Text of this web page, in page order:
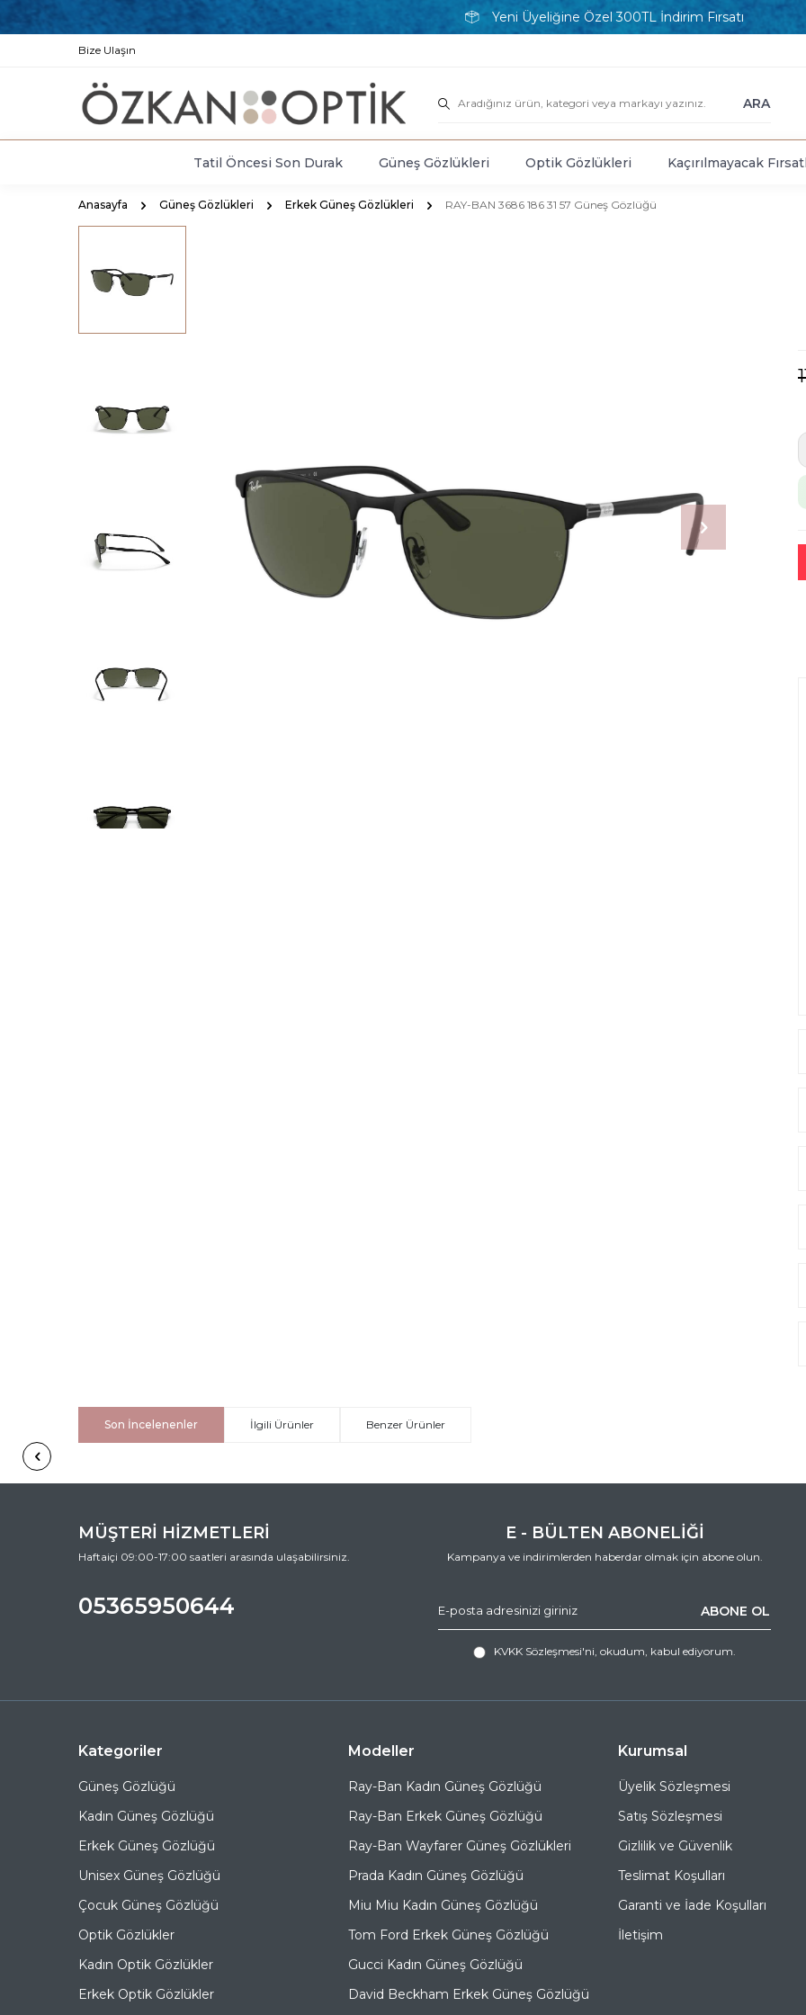
Yeni Üyeliğine Özel 300TL İndirim Fırsatı
Bize Ulaşın
ARA
Tatil Öncesi Son Durak Güneş Gözlükleri Optik Gözlükleri Kaçırılmayacak
Anasayfa Güneş Gözlükleri Erkek Güneş Gözlükleri RAY-BAN 3686 186 31 57 Güneş Gözlüğü
Son İncelenenler İlgili Ürünler Benzer Ürünler
MÜŞTERİ HİZMETLERİ
Haftaiçi 09:00-17:00 saatleri arasında ulaşabilirsiniz.
05365950644
E - BÜLTEN ABONELİĞİ
Kampanya ve indirimlerden haberdar olmak için abone olun.
ABONE OL
KVKK Sözleşmesi'ni, okudum, kabul ediyorum.
Kategoriler
Güneş Gözlüğü
Kadın Güneş Gözlüğü
Erkek Güneş Gözlüğü
Unisex Güneş Gözlüğü
Çocuk Güneş Gözlüğü
Optik Gözlükler
Kadın Optik Gözlükler
Erkek Optik Gözlükler
Modeller
Ray-Ban Kadın Güneş Gözlüğü
Ray-Ban Erkek Güneş Gözlüğü
Ray-Ban Wayfarer Güneş Gözlükleri
Prada Kadın Güneş Gözlüğü
Miu Miu Kadın Güneş Gözlüğü
Tom Ford Erkek Güneş Gözlüğü
Gucci Kadın Güneş Gözlüğü
David Beckham Erkek Güneş Gözlüğü
Kurumsal
Üyelik Sözleşmesi
Satış Sözleşmesi
Gizlilik ve Güvenlik
Teslimat Koşulları
Garanti ve İade Koşulları
İletişim